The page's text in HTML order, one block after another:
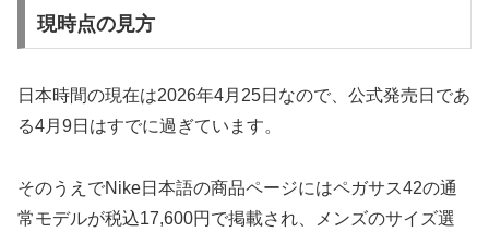
現時点の見方
日本時間の現在は2026年4月25日なので、公式発売日であ
る4月9日はすでに過ぎています。
そのうえでNike日本語の商品ページにはペガサス42の通
常モデルが税込17,600円で掲載され、メンズのサイズ選